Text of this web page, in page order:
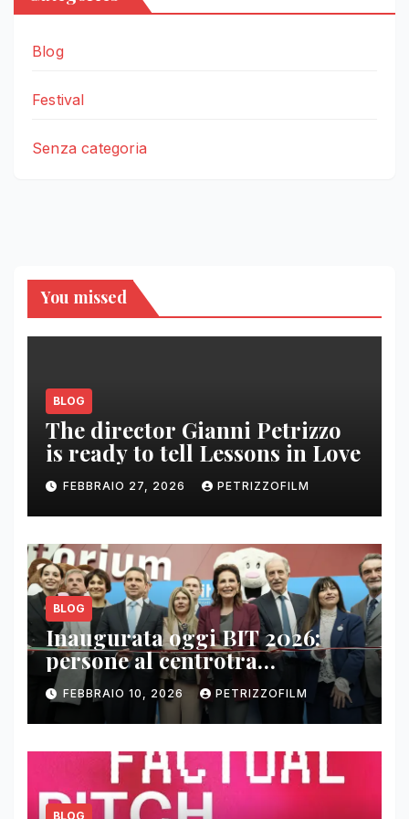
Blog
Festival
Senza categoria
You missed
BLOG
The director Gianni Petrizzo
is ready to tell Lessons in Love
FEBBRAIO 27, 2026 PETRIZZOFILM
BLOG
Inaugurata oggi BIT 2026:
persone al centrotra
contenuti, relazioni e business
FEBBRAIO 10, 2026 PETRIZZOFILM
BLOG